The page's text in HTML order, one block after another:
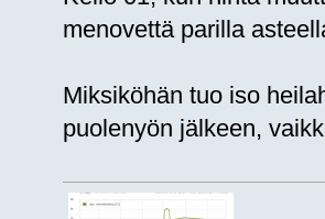
menovettä parilla
Miksiköhän tuo iso
puolenyön jälkeen,